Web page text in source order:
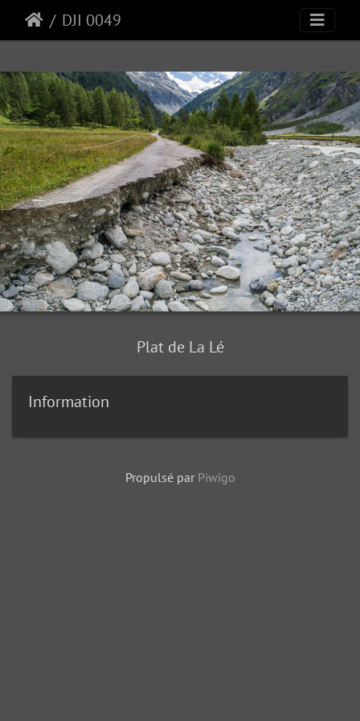
DJI 0049
Plat de La Lé
Information
Propulsé par Piwigo